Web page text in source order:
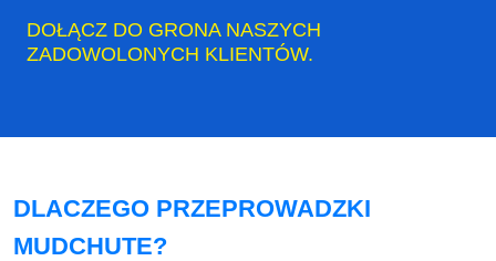
DOŁĄCZ DO GRONA NASZYCH
ZADOWOLONYCH KLIENTÓW.
DLACZEGO PRZEPROWADZKI
MUDCHUTE?